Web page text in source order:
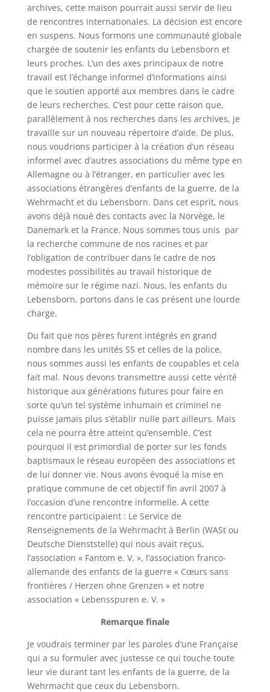
archives, cette maison pourrait aussi servir de lieu
de rencontres internationales. La décision est encore
en suspens. Nous formons une communauté globale
chargée de soutenir les enfants du Lebensborn et
leurs proches. L’un des axes principaux de notre
travail est l’échange informel d’informations ainsi
que le soutien apporté aux membres dans le cadre
de leurs recherches. C’est pour cette raison que,
parallèlement à nos recherches dans les archives, je
travaille sur un nouveau répertoire d’aide. De plus,
nous voudrions participer à la création d’un réseau
informel avec d’autres associations du même type en
Allemagne ou à l’étranger, en particulier avec les
associations étrangères d’enfants de la guerre, de la
Wehrmacht et du Lebensborn. Dans cet esprit, nous
avons déjà noué des contacts avec la Norvège, le
Danemark et la France. Nous sommes tous unis par
la recherche commune de nos racines et par
l’obligation de contribuer dans le cadre de nos
modestes possibilités au travail historique de
mémoire sur le régime nazi. Nous, les enfants du
Lebensborn, portons dans le cas présent une lourde
charge.
Du fait que nos pères furent intégrés en grand
nombre dans les unités SS et celles de la police,
nous sommes aussi les enfants de coupables et cela
fait mal. Nous devons transmettre aussi cette vérité
historique aux générations futures pour faire en
sorte qu’un tel système inhumain et criminel ne
puisse jamais plus s’établir nulle part ailleurs. Mais
cela ne pourra être atteint qu’ensemble. C’est
pourquoi il est primordial de porter sur les fonds
baptismaux le réseau européen des associations et
de lui donner vie. Nous avons évoqué la mise en
pratique commune de cet objectif fin avril 2007 à
l’occasion d’une rencontre informelle. A cette
rencontre participaient : Le Service de
Renseignements de la Wehrmacht à Berlin (WAStou
Deutsche Dienststelle) qui nous avait reçus,
l’association « Fantom e. V. », l’association franco-
allemande des enfants de la guerre « Cœurs sans
frontières / Herzen ohne Grenzen » et notre
association « Lebensspuren e. V. »
Remarque finale
Je voudrais terminer par les paroles d’une Française
qui a su formuler avec justesse ce qui touche toute
leur vie durant tant les enfants de la guerre, de la
Wehrmacht que ceux du Lebensborn.